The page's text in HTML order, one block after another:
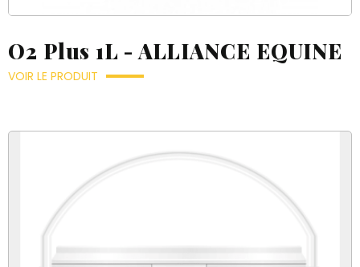
O2 Plus 1L - ALLIANCE EQUINE
VOIR LE PRODUIT